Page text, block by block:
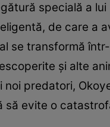
specială a
de care a
se transformă
şi alte
predatori,
să evite o